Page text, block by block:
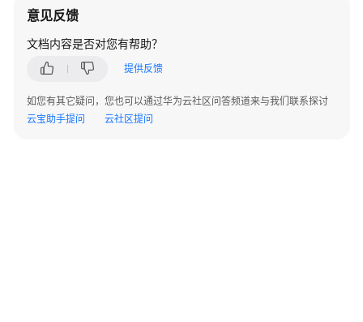
中
式
_V2.0-
10.x）
开
发
意见反馈
文档内容是否对您有帮助？
提供反馈
如您有其它疑问，您也可以通过华为云社区问答频道来与我们联系探讨
云宝助手提问
云社区提问